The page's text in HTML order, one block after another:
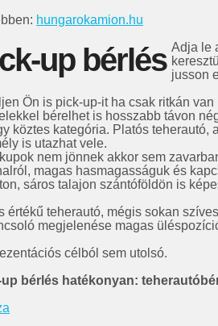
hungarokamion.hu
up bérlés Adja le
jusson
Ön is pick-up-it ha csak ritkán
bérelhet is hosszabb távon
köztes kategória. Platós teherautó,
is utazhat vele.
nem jönnek akkor sem
magas hasmagasságuk és
sáros talajon szántóföldön is
értékű teherautó, mégis sokan
megjelenése magas
célból sem utolsó.
up bérlés hatékonyan: